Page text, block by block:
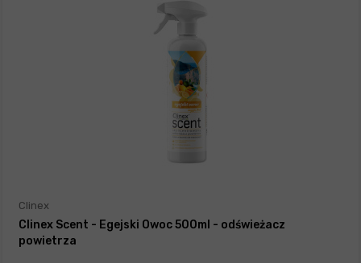
Clinex
Clinex Scent - Egejski Owoc 500ml - odświeżacz
powietrza